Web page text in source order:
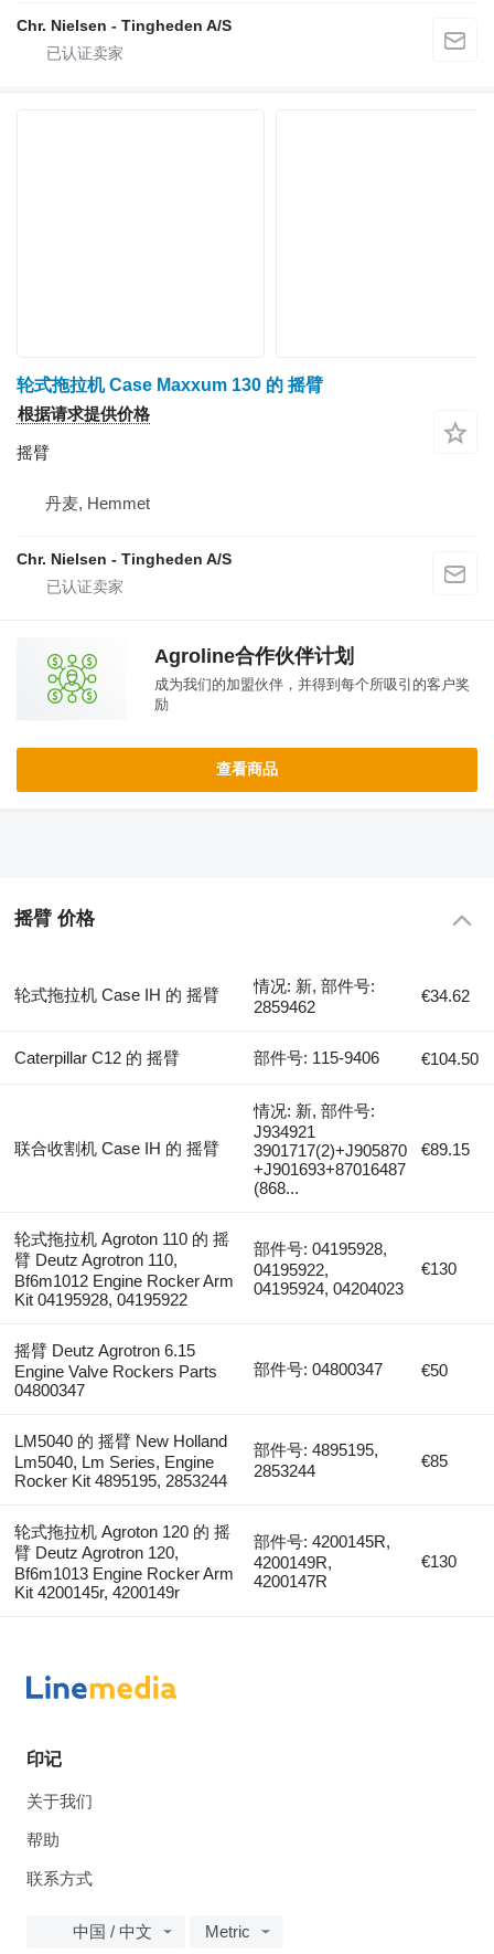
Chr. Nielsen - Tingheden A/S
轮式拖拉机 Case Maxxum 130 的 摇臂
根据请求提供价格
摇臂
丹麦, Hemmet
Chr. Nielsen - Tingheden A/S
Agroline合作伙伴计划
成为我们的加盟伙伴，并得到每个所吸引的客户奖
励
查看商品
摇臂 价格
轮式拖拉机 Case IH 的 摇臂
情况: 新, 部件号:
2859462
€34.62
Caterpillar C12 的 摇臂 部件号: 115-9406 €104.50
联合收割机 Case IH 的 摇臂
情况: 新, 部件号:
J934921
3901717(2)+J905870
+J901693+87016487
(868...
€89.15
轮式拖拉机 Agroton 110 的 摇
臂 Deutz Agrotron 110,
Bf6m1012 Engine Rocker Arm
Kit 04195928, 04195922
部件号: 04195928,
04195922,
04195924, 04204023
€130
摇臂 Deutz Agrotron 6.15
Engine Valve Rockers Parts
04800347
部件号: 04800347 €50
LM5040 的 摇臂 New Holland
Lm5040, Lm Series, Engine
Rocker Kit 4895195, 2853244
部件号: 4895195,
2853244
€85
轮式拖拉机 Agroton 120 的 摇
臂 Deutz Agrotron 120,
Bf6m1013 Engine Rocker Arm
Kit 4200145r, 4200149r
部件号: 4200145R,
4200149R,
4200147R
€130
印记
关于我们
帮助
联系方式
中国 / 中文 Metric